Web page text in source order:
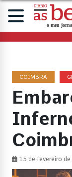
COIMBRA
15 de fevereiro